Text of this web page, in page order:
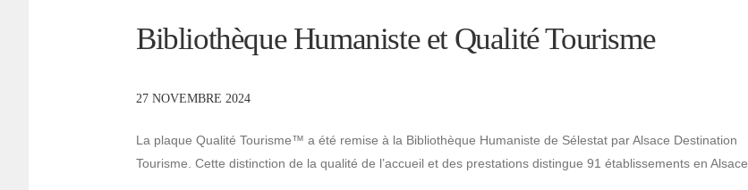
Bibliothèque Humaniste et Qualité Tourisme
27 NOVEMBRE 2024
La plaque Qualité Tourisme™ a été remise à la Bibliothèque Humaniste de Sélestat par Alsace Destination
Tourisme. Cette distinction de la qualité de l’accueil et des prestations distingue 91 établissements en Alsace.